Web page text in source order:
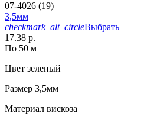
07-4026 (19)
3,5мм
checkmark_alt_circleВыбрать
17.38 р.
По 50 м
Цвет зеленый
Размер 3,5мм
Материал вискоза